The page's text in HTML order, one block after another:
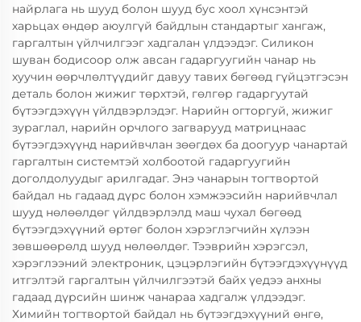
найрлага нь шууд болон шууд бус хоол хүнсэнтэй
харьцах өндөр аюулгүй байдлын стандартыг хангаж,
гаргалтын үйлчилгээг хадгалан үлдээдэг. Силикон
шуван бодисоор олж авсан гадаргуугийн чанар нь
хуучин өөрчлөлтүүдийг давуу тавих бөгөөд гүйцэтгэсэн
деталь болон жижиг төрхтэй, гөлгөр гадаргуутай
бүтээгдэхүүн үйлдвэрлэдэг. Нарийн огторгуй, жижиг
зураглал, нарийн орчлого загварууд матрицнаас
бүтээгдэхүүнд нарийвчлан зөөгдөх ба доогуур чанартай
гаргалтын системтэй холбоотой гадаргуугийн
доголдолуудыг арилгадаг. Энэ чанарын тогтвортой
байдал нь гадаад дүрс болон хэмжээсийн нарийвчлал
шууд нөлөөлдөг үйлдвэрлэлд маш чухал бөгөөд
бүтээгдэхүүний өртөг болон хэрэглэгчийн хүлээн
зөвшөөрөлд шууд нөлөөлдөг. Тээврийн хэрэгсэл,
хэрэглээний электроник, цэцэрлэгийн бүтээгдэхүүнүүд
итгэлтэй гаргалтын үйлчилгээтэй байх үедээ анхны
гадаад дүрсийн шинж чанараа хадгалж үлдээдэг.
Химийн тогтвортой байдал нь бүтээгдэхүүний өнгө,